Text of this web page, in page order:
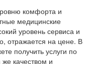
комфорта и
медицинские
уровень сервиса и
отражается на цене. В
получить услуги по
качеством и